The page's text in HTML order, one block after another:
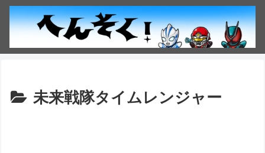
未来戦隊タイムレンジャー